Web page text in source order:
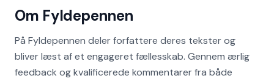
Om Fyldepennen
På Fyldepennen deler forfattere deres tekster og
bliver læst af et engageret fællesskab. Gennem ærlig
feedback og kvalificerede kommentarer fra både